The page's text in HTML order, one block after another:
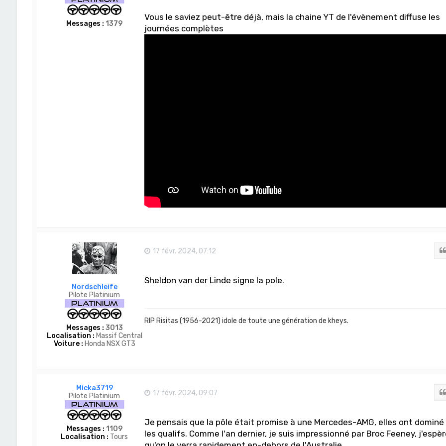
Messages : 1379
Vous le saviez peut-être déjà, mais la chaine YT de l'évènement diffuse les
journées complètes
Nordschleife
Pilote Platinium
Messages : 3013
Localisation : Massif Central
Voiture : Honda NSX GT3
17 févr. 2024, 07:12
Sheldon van der Linde signe la pole.
RIP Risitas (1956-2021) idole de toute une génération de kheys.
Micka3719
Pilote Platinium
Messages : 1109
Localisation : Tours
17 févr. 2024, 09:07
Je pensais que la pôle était promise à une Mercedes-AMG, elles ont dominé
les qualifs. Comme l'an dernier, je suis impressionné par Broc Feeney,